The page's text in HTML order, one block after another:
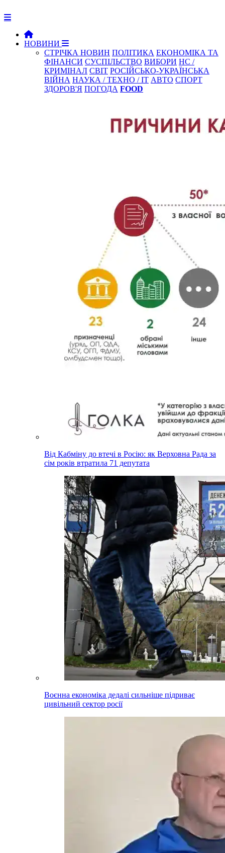
НОВИНИ
СТРІЧКА НОВИН ПОЛІТИКА ЕКОНОМІКА ТА
ФІНАНСИ СУСПІЛЬСТВО ВИБОРИ НС /
КРИМІНАЛ СВІТ РОСІЙСЬКО-УКРАЇНСЬКА
ВІЙНА НАУКА / ТЕХНО / IT АВТО СПОРТ
ЗДОРОВ'Я ПОГОДА FOOD
Від Кабміну до втечі в Росію: як Верховна Рада за
сім років втратила 71 депутата
Воєнна економіка дедалі сильніше підриває
цивільний сектор росії